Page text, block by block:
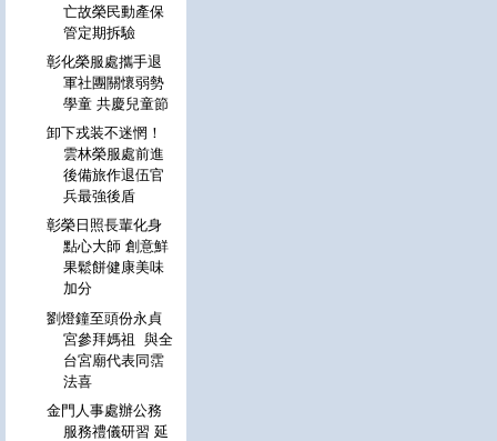
亡故榮民動產保
管定期拆驗
彰化榮服處攜手退
軍社團關懷弱勢
學童 共慶兒童節
卸下戎装不迷惘！
雲林榮服處前進
後備旅作退伍官
兵最強後盾
彰榮日照長輩化身
點心大師 創意鮮
果鬆餅健康美味
加分
劉燈鐘至頭份永貞
宮參拜媽祖 與全
台宮廟代表同霑
法喜
金門人事處辦公務
服務禮儀研習 延